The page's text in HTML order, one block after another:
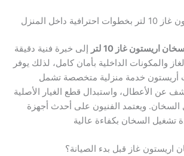
داخل المنزل
اريستون غاز 10 لتر
إلى خبرة فنية دقيقة
والمكونات الداخلية بأمان كامل، لذلك يوفر
أريستون خدمة منزلية متخصصة تشمل
عن الأعطال، واستبدال قطع الغيار الأصلية
السخان. ويعتمد الفنيون على أحدث أجهزة
تشغيل السخان بكفاءة عالية
غاز قبل بدء الصيانة؟